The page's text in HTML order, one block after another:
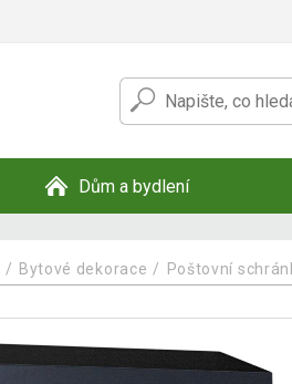
Dům a bydlení
Bytové dekorace Poštovní